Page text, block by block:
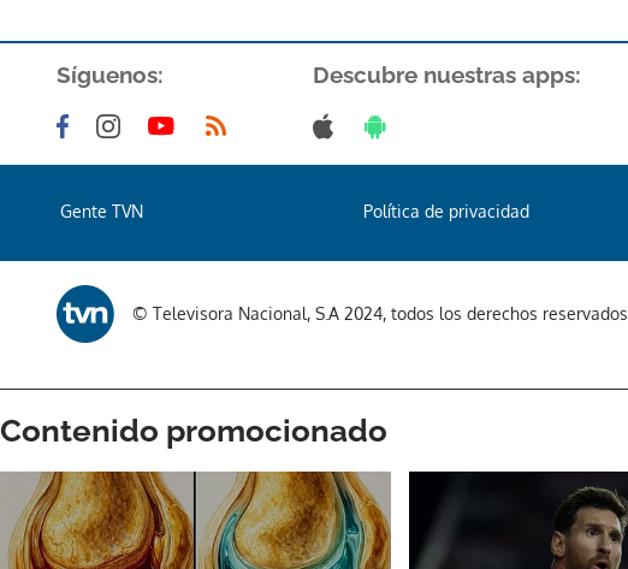
Síguenos: Descubre nuestras apps:
Gente TVN Política de privacidad
© Televisora Nacional, S.A 2024, todos los derechos reservados